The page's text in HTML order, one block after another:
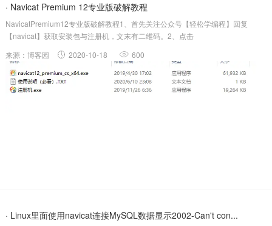
· Navicat Premium 12专业版破解教程
NavicatPremium12专业版破解教程1、首先关注公众号【轻松学编程】回复
【navicat】获取安装包与注册机，文末有二维码。2、点击
下一步，然后安装。3、安装后，打开Navicat...
来源：博客园 2020-10-18 600
· Linux里面使用navicat连接MySQL数据显示2002-Can't con...